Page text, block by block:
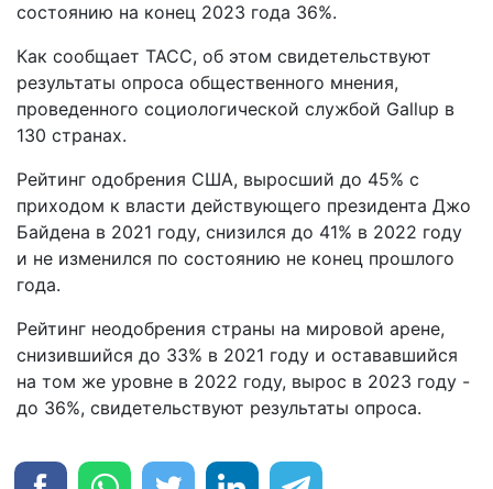
состоянию на конец 2023 года 36%.
Как сообщает ТАСС, об этом свидетельствуют
результаты опроса общественного мнения,
проведенного социологической службой Gallup в
130 странах.
Рейтинг одобрения США, выросший до 45% с
приходом к власти действующего президента Джо
Байдена в 2021 году, снизился до 41% в 2022 году
и не изменился по состоянию не конец прошлого
года.
Рейтинг неодобрения страны на мировой арене,
снизившийся до 33% в 2021 году и остававшийся
на том же уровне в 2022 году, вырос в 2023 году -
до 36%, свидетельствуют результаты опроса.